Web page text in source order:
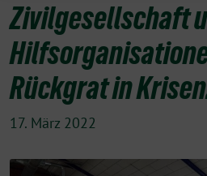
Zivilgesellschaft
Rückgrat in
17. März 2022